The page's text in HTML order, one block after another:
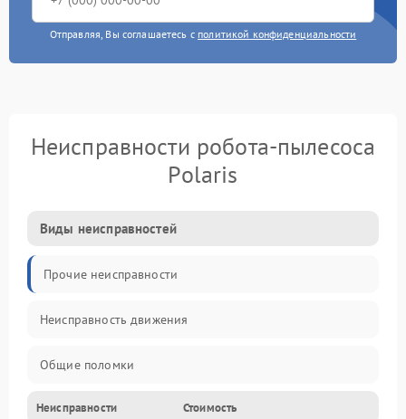
Отправляя, Вы соглашаетесь с политикой конфиденциальности
Неисправности робота-пылесоса
Polaris
Виды неисправностей
Прочие неисправности
Неисправность движения
Общие поломки
Неисправность датчиков
Неисправности Стоимость